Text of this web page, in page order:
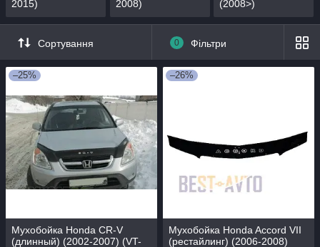
2015)
2008)
(2008>)
Сортування 0 Фільтри
–25%
Мухобойка Honda CR-V
(длинный) (2002-2007) (VT-
–26%
Мухобойка Honda Accord VII
(рестайлинг) (2006-2008)